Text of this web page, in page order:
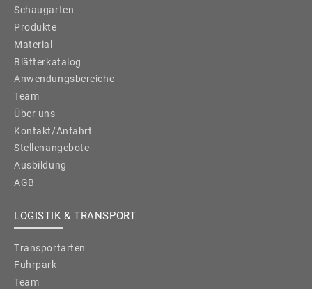
Schaugarten
Produkte
Material
Blätterkatalog
Anwendungsbereiche
Team
Über uns
Kontakt/Anfahrt
Stellenangebote
Ausbildung
AGB
LOGISTIK & TRANSPORT
Transportarten
Fuhrpark
Team